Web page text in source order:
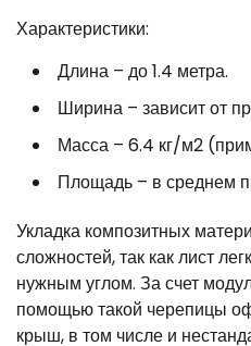
Характеристики:
Длина – до 1.4 метра.
Ширина – зависит от
Масса – 6.4 кг/м2
Площадь – в среднем
Укладка композитных
сложностей, так как лист
нужным углом. За счет
помощью такой черепицы
крыш, в том числе и